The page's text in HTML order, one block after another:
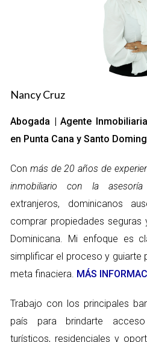
Banco BHD León:
cuenta con opciones de
tasas de interés
: Este banco
soluciones hipotecarias
Banco de Reservas
dominicanos, con un
de vivienda.
Tipos de hipotecas
Al explorar las opciones de
Punta Cana, es importante
hipotecas que se ofrecen. Cada
específicas y perfiles de
más comunes:
interés que permanece
del préstamo,
mensuales.
Hipoteca ajustable : Con
Nancy Cruz
Abogada | Agente
en Punta Cana y Santo
Con más de 20 años de
inmobiliario con la asesoría
extranjeros, dominicanos
comprar propiedades seguras
Dominicana. Mi enfoque es
simplificar el proceso y guiarte
meta finaciera. MÁS
Trabajo con los principales
país para brindarte
turísticos, residenciales y